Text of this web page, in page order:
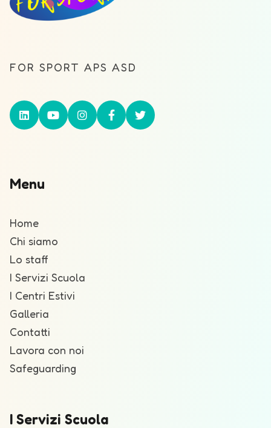
FOR SPORT APS ASD
Menu
Home
Chi siamo
Lo staff
I Servizi Scuola
I Centri Estivi
Galleria
Contatti
Lavora con noi
Safeguarding
I Servizi Scuola